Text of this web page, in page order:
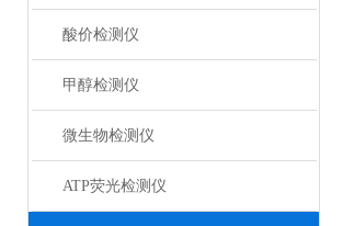
酸价检测仪
甲醇检测仪
微生物检测仪
ATP荧光检测仪